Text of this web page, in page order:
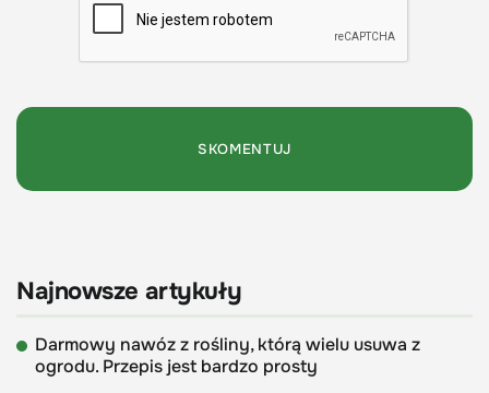
Najnowsze artykuły
Darmowy nawóz z rośliny, którą wielu usuwa z
ogrodu. Przepis jest bardzo prosty